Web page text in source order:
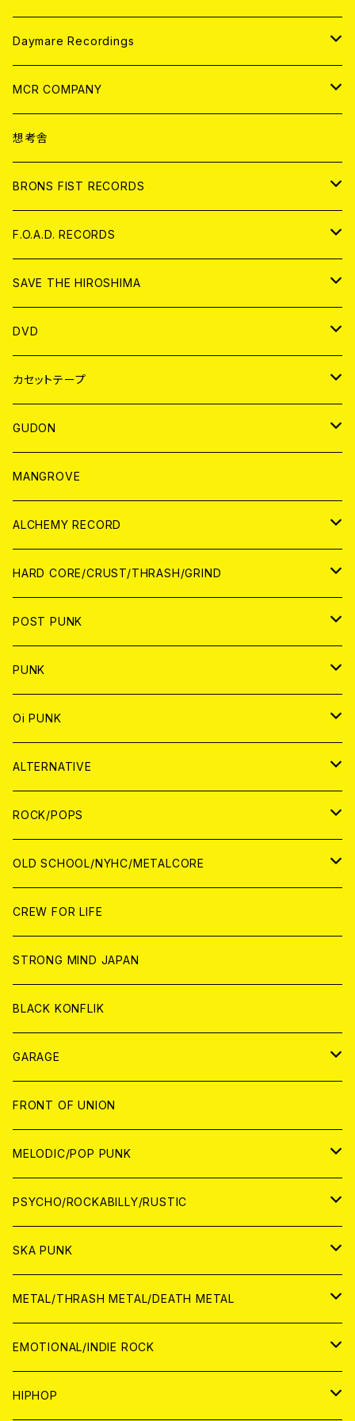
アパレル
ANALOG
CD
ANALOG
Daymare Recordings
CD
ANALOG
MCR COMPANY
CD
アパレル
ANALOG
想考舎
BRONS FIST RECORDS
CD
ANALOG
F.O.A.D. RECORDS
CD
ANALOG
SAVE THE HIROSHIMA
アパレル
BADGE
DVD
JAPAN
WORLD
カセットテープ
JAPAN
WORLD
GUDON
アパレル
PATCH
アナログ
DIGITAL CONTENTS
MANGROVE
ALCHEMY RECORD
CD
ANALOG
HARD CORE/CRUST/THRASH/GRIND
JAPAN
CD
ANALOG
WORLD
CD
ANALOG
POST PUNK
CD
JAPAN
WORLD
ANALOG
JAPAN
WORLD
PUNK
JAPAN
CD
ANALOG
WORLD
CD
ANALOG
Oi PUNK
JAPAN
CD
ANALOG
WOLRD
CD
ANALOG
ALTERNATIVE
JAPAN
CD
ANALOG
WORLD
CD
ANALOG
ROCK/POPS
JAPAN
CD
ANALOG
WORLD
CD
ANALOG
OLD SCHOOL/NYHC/METALCORE
JAPAN
CD
ANALOG
WORLD
CD
ANALOG
CREW FOR LIFE
STRONG MIND JAPAN
BLACK KONFLIK
GARAGE
JAPAN
アナログ
CD
WORLD
アナログ
CD
FRONT OF UNION
MELODIC/POP PUNK
JAPAN
CD
ANALOG
WORLD
CD
ANALOG
PSYCHO/ROCKABILLY/RUSTIC
JAPAN
CD
ANALOG
WORLD
CD
ANALOG
SKA PUNK
JAPAN
CD
ANALOG
WORLD
CD
METAL/THRASH METAL/DEATH METAL
JAPAN
CD
WORLD
EMOTIONAL/INDIE ROCK
JAPAN
HIPHOP